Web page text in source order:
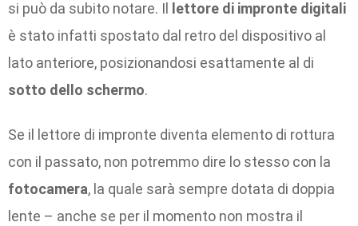
si può da subito notare. Il lettore di impronte digitali
è stato infatti spostato dal retro del dispositivo al
lato anteriore, posizionandosi esattamente al di
sotto dello schermo.
Se il lettore di impronte diventa elemento di rottura
con il passato, non potremmo dire lo stesso con la
fotocamera, la quale sarà sempre dotata di doppia
lente – anche se per il momento non mostra il